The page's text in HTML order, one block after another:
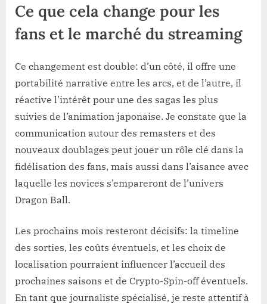
Ce que cela change pour les
fans et le marché du streaming
Ce changement est double: d’un côté, il offre une
portabilité narrative entre les arcs, et de l’autre, il
réactive l’intérêt pour une des sagas les plus
suivies de l’animation japonaise. Je constate que la
communication autour des remasters et des
nouveaux doublages peut jouer un rôle clé dans la
fidélisation des fans, mais aussi dans l’aisance avec
laquelle les novices s’empareront de l’univers
Dragon Ball.
Les prochains mois resteront décisifs: la timeline
des sorties, les coûts éventuels, et les choix de
localisation pourraient influencer l’accueil des
prochaines saisons et de Crypto-Spin-off éventuels.
En tant que journaliste spécialisé, je reste attentif à